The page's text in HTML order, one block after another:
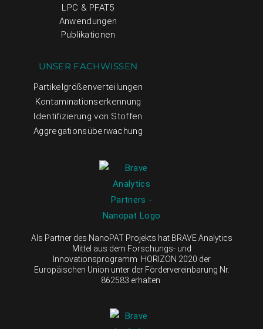
LPC & PFAT5
Anwendungen
Publikationen
UNSER FACHWISSEN
Partikelgrößenverteilungen
Kontaminationserkennung
Identifizierung von Stoffen
Aggregationsüberwachung
Als Partner des NanoPAT Projekts hat BRAVE Analytics
Mittel aus dem Forschungs- und
Innovationsprogramm HORIZON 2020 der
Europäischen Union unter der Fördervereinbarung Nr.
862583 erhalten.